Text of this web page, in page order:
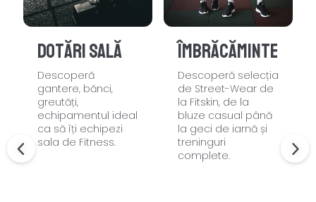
Dotări sală
Descoperă
gantere, bănci,
greutăți,
echipamentul ideal
ca să îți echipezi
sala de Fitness.
Îmbrăcăminte
Descoperă selecția
de Street-Wear de
la Fitskin, de la
bluze casual până
la geci de iarnă și
treninguri
complete.